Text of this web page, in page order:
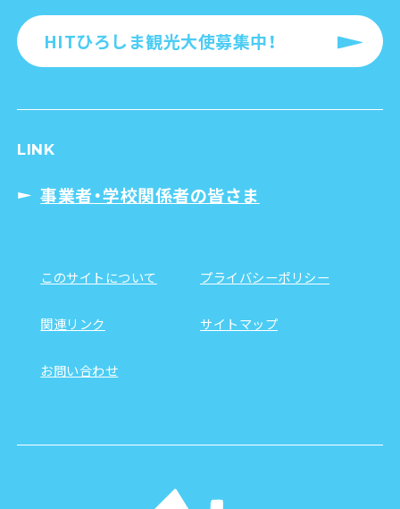
HITひろしま観光大使募集中！
LINK
事業者・学校関係者の皆さま
このサイトについて プライバシーポリシー
関連リンク サイトマップ
お問い合わせ